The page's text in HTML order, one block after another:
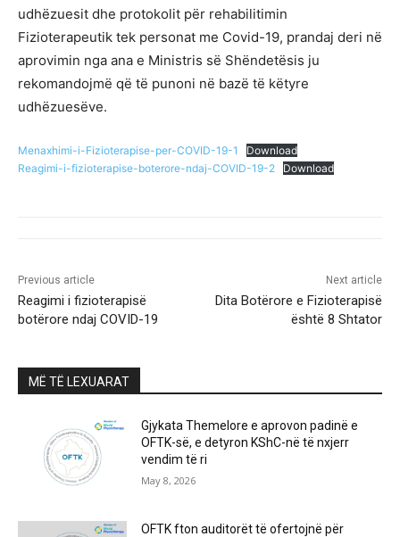
udhëzuesit dhe protokolit për rehabilitimin
Fizioterapeutik tek personat me Covid-19, prandaj deri në
aprovimin nga ana e Ministris së Shëndetësis ju
rekomandojmë që të punoni në bazë të këtyre
udhëzuesëve.
Menaxhimi-i-Fizioterapise-per-COVID-19-1
Download
Reagimi-i-fizioterapise-boterore-ndaj-COVID-19-2
Download
Previous article
Reagimi i fizioterapisë
botërore ndaj COVID-19
Next article
Dita Botërore e Fizioterapisë
është 8 Shtator
MË TË LEXUARAT
Gjykata Themelore e aprovon padinë e
OFTK-së, e detyron KShC-në të nxjerr
vendim të ri
May 8, 2026
OFTK fton auditorët të ofertojnë për